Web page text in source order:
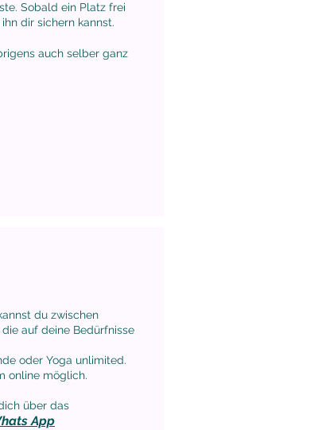
Sobald ein Platz frei
dir sichern kannst.
auch selber ganz
du zwischen
auf deine Bedürfnisse
oder Yoga unlimited.
online möglich.
über das
App